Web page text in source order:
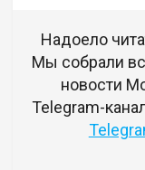
Надоело
Мы собрали
новости
Telegram-